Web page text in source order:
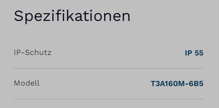
Spezifikationen
IP-Schutz IP 55
Modell T3A160M-6B5